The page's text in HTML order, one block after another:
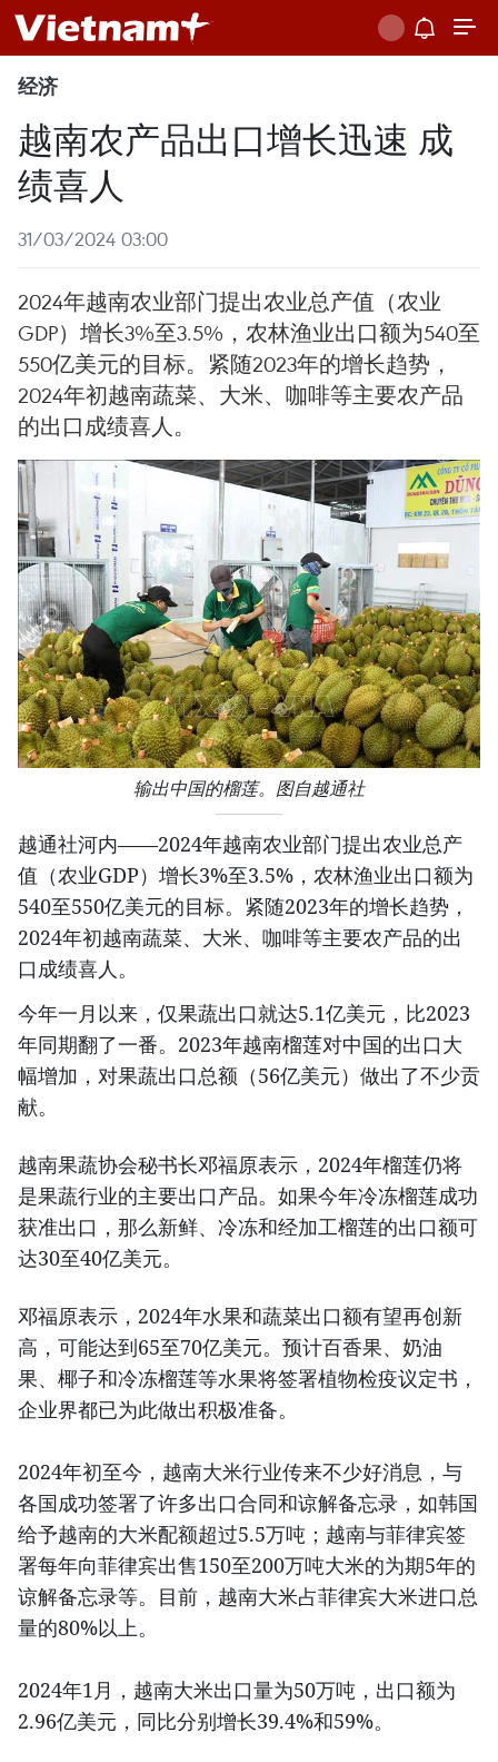
经济
越南农产品出口增长迅速 成
绩喜人
31/03/2024 03:00
2024年越南农业部门提出农业总产值（农业
GDP）增长3%至3.5%，农林渔业出口额为540至
550亿美元的目标。紧随2023年的增长趋势，
2024年初越南蔬菜、大米、咖啡等主要农产品
的出口成绩喜人。
输出中国的榴莲。图自越通社
越通社河内——2024年越南农业部门提出农业总产
值（农业GDP）增长3%至3.5%，农林渔业出口额为
540至550亿美元的目标。紧随2023年的增长趋势，
2024年初越南蔬菜、大米、咖啡等主要农产品的出
口成绩喜人。
今年一月以来，仅果蔬出口就达5.1亿美元，比2023
年同期翻了一番。2023年越南榴莲对中国的出口大
幅增加，对果蔬出口总额（56亿美元）做出了不少贡
献。
越南果蔬协会秘书长邓福原表示，2024年榴莲仍将
是果蔬行业的主要出口产品。如果今年冷冻榴莲成功
获准出口，那么新鲜、冷冻和经加工榴莲的出口额可
达30至40亿美元。
邓福原表示，2024年水果和蔬菜出口额有望再创新
高，可能达到65至70亿美元。预计百香果、奶油
果、椰子和冷冻榴莲等水果将签署植物检疫议定书，
企业界都已为此做出积极准备。
2024年初至今，越南大米行业传来不少好消息，与
各国成功签署了许多出口合同和谅解备忘录，如韩国
给予越南的大米配额超过5.5万吨；越南与菲律宾签
署每年向菲律宾出售150至200万吨大米的为期5年的
谅解备忘录等。目前，越南大米占菲律宾大米进口总
量的80%以上。
2024年1月，越南大米出口量为50万吨，出口额为
2.96亿美元，同比分别增长39.4%和59%。